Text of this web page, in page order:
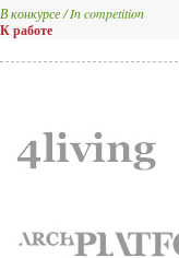
В конкурсе / In competition
К работе